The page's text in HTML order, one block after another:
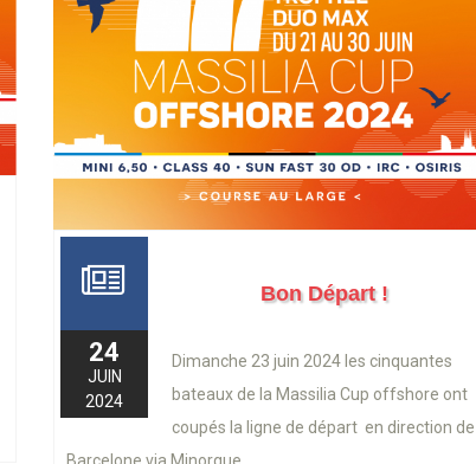
24
JUIN
2024
Bon Départ !
Dimanche 23 juin 2024 les cinquantes
bateaux de la Massilia Cup offshore ont
coupés la ligne de départ en direction de